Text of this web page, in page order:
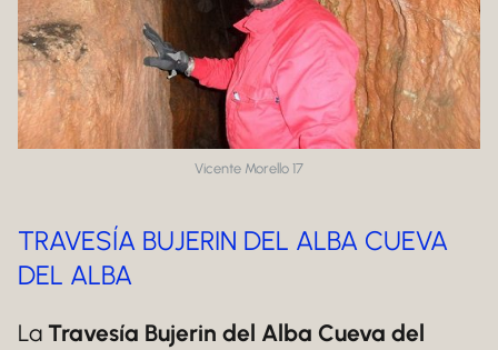
Vicente Morello 17
TRAVESÍA BUJERIN DEL ALBA CUEVA
DEL ALBA
La Travesía Bujerin del Alba Cueva del